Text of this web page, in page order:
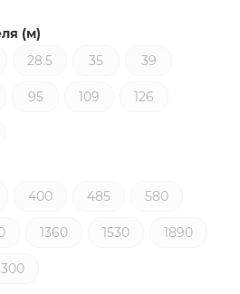
(м)
28.5 35 39
95 109 126
400 485 580
1360 1530 1890